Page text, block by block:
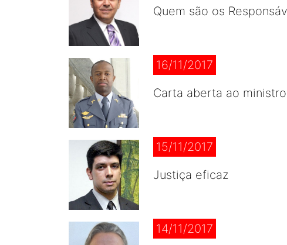
Quem são os
16/11/2017
Carta aberta ao
15/11/2017
Justiça eficaz
14/11/2017